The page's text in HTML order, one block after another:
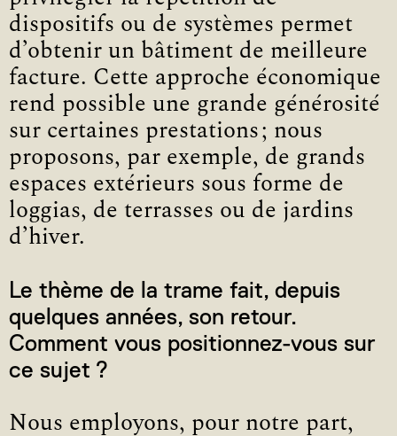
dispositifs ou de systèmes permet
d’obtenir un bâtiment de meilleure
facture. Cette approche économique
rend possible une grande générosité
sur certaines prestations ; nous
proposons, par exemple, de grands
espaces extérieurs sous forme de
loggias, de terrasses ou de jardins
d’hiver.
Le thème de la trame fait, depuis
quelques années, son retour.
Comment vous positionnez-vous sur
ce sujet ?
Nous employons, pour notre part,